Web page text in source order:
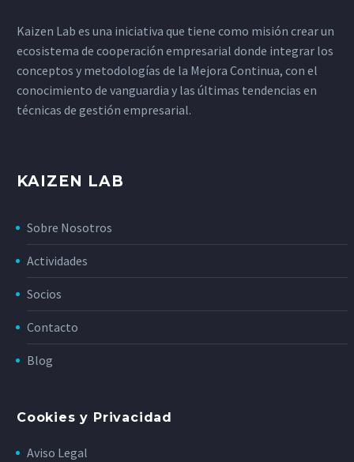
Kaizen Lab es una iniciativa que tiene como misión crear un
ecosistema de cooperación empresarial donde integrar los
conceptos y metodologías de la Mejora Continua, con el
conocimiento de vanguardia y las últimas tendencias en
técnicas de gestión empresarial.
KAIZEN LAB
Sobre Nosotros
Actividades
Socios
Contacto
Blog
Cookies y Privacidad
Aviso Legal